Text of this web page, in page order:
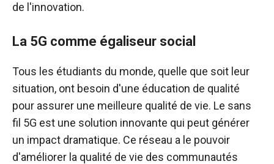
de l'innovation.
La 5G comme égaliseur social
Tous les étudiants du monde, quelle que soit leur
situation, ont besoin d'une éducation de qualité
pour assurer une meilleure qualité de vie. Le sans
fil 5G est une solution innovante qui peut générer
un impact dramatique. Ce réseau a le pouvoir
d'améliorer la qualité de vie des communautés